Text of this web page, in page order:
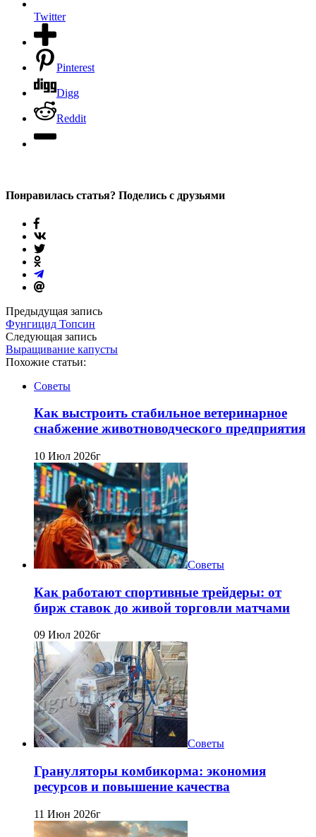
Twitter
Pinterest
Digg
Reddit
Понравилась статья? Поделись с друзьями
Предыдущая запись
Фунгицид Топсин
Следующая запись
Выращивание капусты
Похожие статьи:
Советы
Как выстроить стабильное ветеринарное
снабжение животноводческого предприятия
10 Июл 2026г
Советы
Как работают спортивные трейдеры: от
бирж ставок до живой торговли матчами
09 Июл 2026г
Советы
Грануляторы комбикорма: экономия
ресурсов и повышение качества
11 Июн 2026г